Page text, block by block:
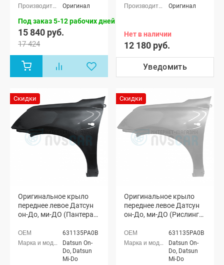
Оригинал
Под заказ 5-12 рабочих дней
15 840 руб.
17 424
Оригинал
Нет в наличии
12 180 руб.
Уведомить
Скидки
Оригинальное крыло
переднее левое Датсун
он-До, ми-ДО (Пантера
631135PA0B
Datsun On-
Do, Datsun
Mi-Do
Скидки
Оригинальное крыло
переднее левое Датсун
он-До, ми-ДО (Рислинг
631135PA0B
Datsun On-
Do, Datsun
Mi-Do